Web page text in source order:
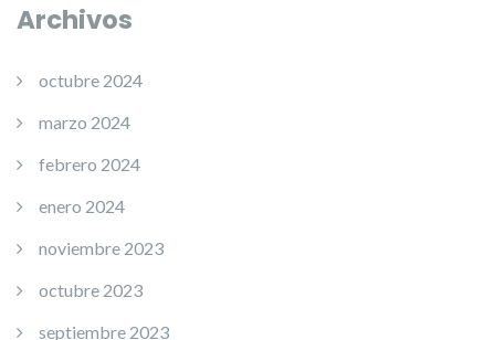
Archivos
octubre 2024
marzo 2024
febrero 2024
enero 2024
noviembre 2023
octubre 2023
septiembre 2023